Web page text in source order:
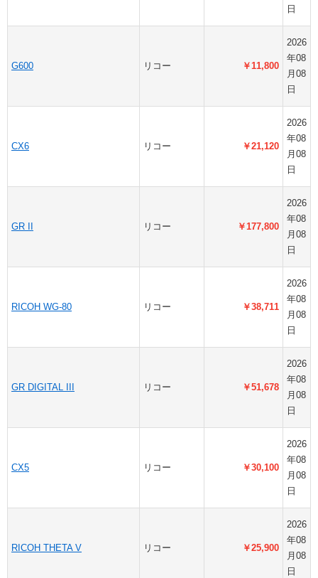
日
G600 リコー ￥11,800
2026
年08
月08
日
CX6 リコー ￥21,120
2026
年08
月08
日
GR II リコー ￥177,800
2026
年08
月08
日
RICOH WG-80 リコー ￥38,711
2026
年08
月08
日
GR DIGITAL III リコー ￥51,678
2026
年08
月08
日
CX5 リコー ￥30,100
2026
年08
月08
日
RICOH THETA V リコー ￥25,900
2026
年08
月08
日